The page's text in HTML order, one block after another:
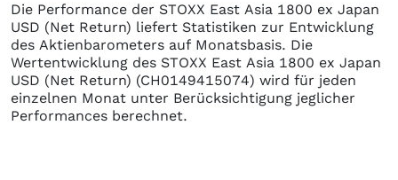
Die Performance der STOXX East Asia 1800 ex Japan
USD (Net Return) liefert Statistiken zur Entwicklung
des Aktienbarometers auf Monatsbasis. Die
Wertentwicklung des STOXX East Asia 1800 ex Japan
USD (Net Return) (CH0149415074) wird für jeden
einzelnen Monat unter Berücksichtigung jeglicher
Performances berechnet.